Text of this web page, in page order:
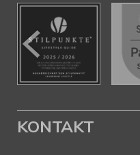
KONTAKT